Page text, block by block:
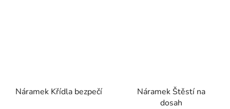
Náramek Křídla bezpečí
Náramek Štěstí na
dosah